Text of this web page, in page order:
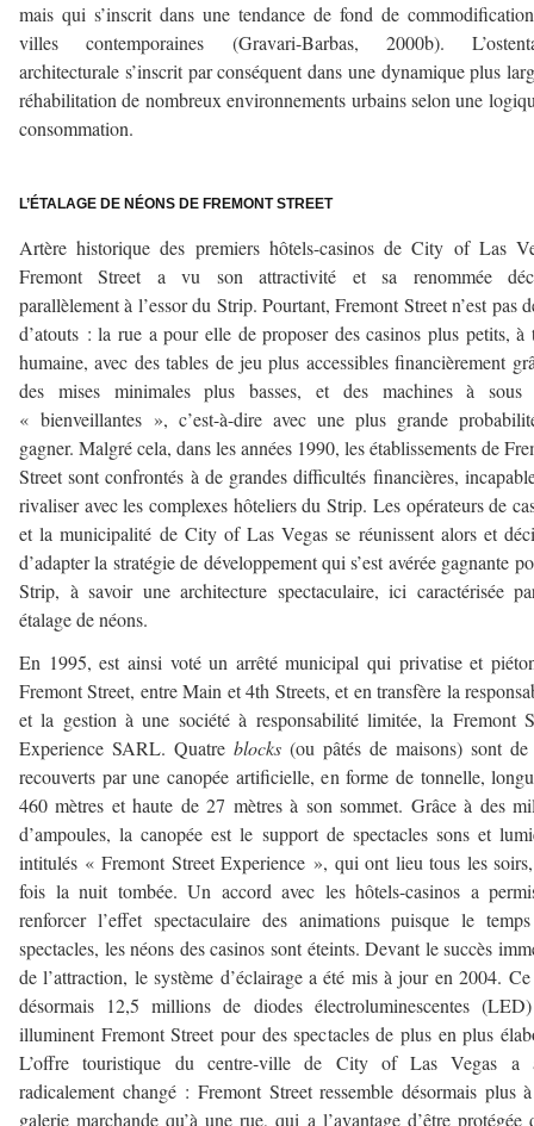
mais qui s’inscrit dans une tendance de fond de
villes contemporaines (Gravari-Barbas, 2000b).
architecturale s’inscrit par conséquent dans une dynamique plus
réhabilitation de nombreux environnements urbains selon une
consommation.
L’ÉTALAGE DE NÉONS DE FREMONT STREET
Artère historique des premiers hôtels-casinos de City of Las
Fremont Street a vu son attractivité et sa renommée
parallèlement à l’essor du Strip. Pourtant, Fremont Street n’est pas
d’atouts : la rue a pour elle de proposer des casinos plus petits, à
humaine, avec des tables de jeu plus accessibles financièrement
des mises minimales plus basses, et des machines à sous
« bienveillantes », c’est-à-dire avec une plus grande
gagner. Malgré cela, dans les années 1990, les établissements de
Street sont confrontés à de grandes difficultés financières,
rivaliser avec les complexes hôteliers du Strip. Les opérateurs de
et la municipalité de City of Las Vegas se réunissent alors et
d’adapter la stratégie de développement qui s’est avérée gagnante
Strip, à savoir une architecture spectaculaire, ici caractérisée
étalage de néons.
En 1995, est ainsi voté un arrêté municipal qui privatise et
Fremont Street, entre Main et 4th Streets, et en transfère la
et la gestion à une société à responsabilité limitée, la Fremont
Experience SARL. Quatre blocks (ou pâtés de maisons) sont
recouverts par une canopée artificielle, en forme de tonnelle,
460 mètres et haute de 27 mètres à son sommet. Grâce à des
d’ampoules, la canopée est le support de spectacles sons et
intitulés « Fremont Street Experience », qui ont lieu tous les
fois la nuit tombée. Un accord avec les hôtels-casinos a
renforcer l’effet spectaculaire des animations puisque le
spectacles, les néons des casinos sont éteints. Devant le succès
de l’attraction, le système d’éclairage a été mis à jour en 2004.
désormais 12,5 millions de diodes électroluminescentes
illuminent Fremont Street pour des spectacles de plus en plus
L’offre touristique du centre-ville de City of Las Vegas a
radicalement changé : Fremont Street ressemble désormais plus
galerie marchande qu’à une rue, qui a l’avantage d’être protégée